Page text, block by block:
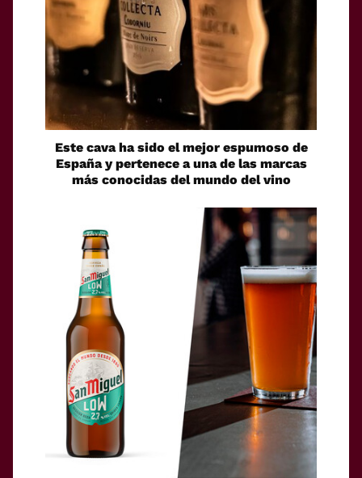
Este cava ha sido el mejor espumoso de
España y pertenece a una de las marcas
más conocidas del mundo del vino